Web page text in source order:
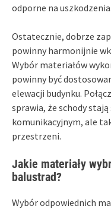
odporne na uszkodzenia.
Ostatecznie, dobrze
powinny harmonijnie
Wybór materiałów
powinny być
elewacji budynku.
sprawia, że schody
komunikacyjnym, ale
przestrzeni.
Jakie materiały
balustrad?
Wybór odpowiednich